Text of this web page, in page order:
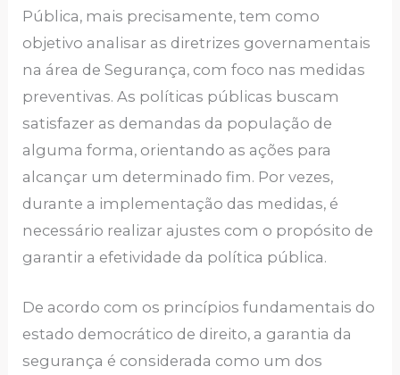
Pública, mais precisamente, tem como
objetivo analisar as diretrizes governamentais
na área de Segurança, com foco nas medidas
preventivas. As políticas públicas buscam
satisfazer as demandas da população de
alguma forma, orientando as ações para
alcançar um determinado fim. Por vezes,
durante a implementação das medidas, é
necessário realizar ajustes com o propósito de
garantir a efetividade da política pública.
De acordo com os princípios fundamentais do
estado democrático de direito, a garantia da
segurança é considerada como um dos